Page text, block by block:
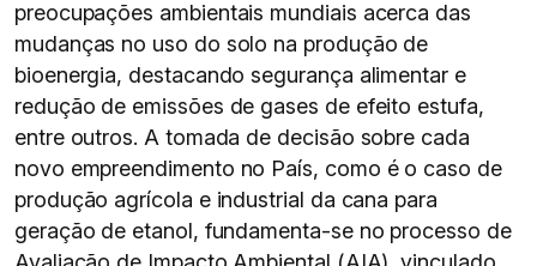
preocupações ambientais mundiais acerca das
mudanças no uso do solo na produção de
bioenergia, destacando segurança alimentar e
redução de emissões de gases de efeito estufa,
entre outros. A tomada de decisão sobre cada
novo empreendimento no País, como é o caso de
produção agrícola e industrial da cana para
geração de etanol, fundamenta-se no processo de